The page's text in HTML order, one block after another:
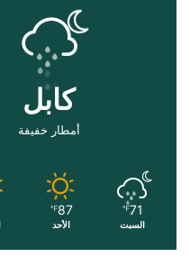
کابل
أمطار خفيفة
71
℉
السبت
87
℉
الأحد